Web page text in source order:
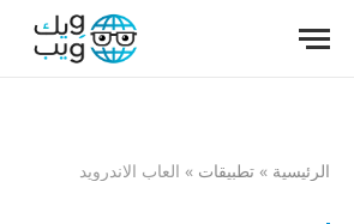
الرئيسية » تطبيقات » العاب الاندرويد